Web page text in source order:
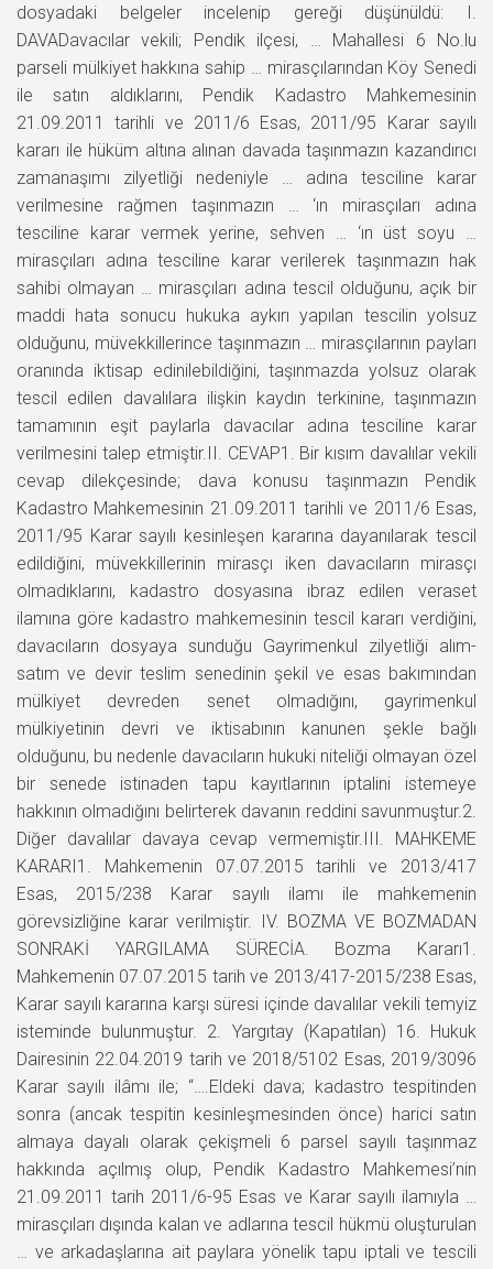
dosyadaki belgeler incelenip gereği düşünüldü: I.
DAVADavacılar vekili; Pendik ilçesi, … Mahallesi 6 No.lu
parseli mülkiyet hakkına sahip … mirasçılarından Köy Senedi
ile satın aldıklarını, Pendik Kadastro Mahkemesinin
21.09.2011 tarihli ve 2011/6 Esas, 2011/95 Karar sayılı
kararı ile hüküm altına alınan davada taşınmazın kazandırıcı
zamanaşımı zilyetliği nedeniyle … adına tesciline karar
verilmesine rağmen taşınmazın … ‘ın mirasçıları adına
tesciline karar vermek yerine, sehven … ‘ın üst soyu …
mirasçıları adına tesciline karar verilerek taşınmazın hak
sahibi olmayan … mirasçıları adına tescil olduğunu, açık bir
maddi hata sonucu hukuka aykırı yapılan tescilin yolsuz
olduğunu, müvekkillerince taşınmazın … mirasçılarının payları
oranında iktisap edinilebildiğini, taşınmazda yolsuz olarak
tescil edilen davalılara ilişkin kaydın terkinine, taşınmazın
tamamının eşit paylarla davacılar adına tesciline karar
verilmesini talep etmiştir.II. CEVAP1. Bir kısım davalılar vekili
cevap dilekçesinde; dava konusu taşınmazın Pendik
Kadastro Mahkemesinin 21.09.2011 tarihli ve 2011/6 Esas,
2011/95 Karar sayılı kesinleşen kararına dayanılarak tescil
edildiğini, müvekkillerinin mirasçı iken davacıların mirasçı
olmadıklarını, kadastro dosyasına ibraz edilen veraset
ilamına göre kadastro mahkemesinin tescil kararı verdiğini,
davacıların dosyaya sunduğu Gayrimenkul zilyetliği alım-
satım ve devir teslim senedinin şekil ve esas bakımından
mülkiyet devreden senet olmadığını, gayrimenkul
mülkiyetinin devri ve iktisabının kanunen şekle bağlı
olduğunu, bu nedenle davacıların hukuki niteliği olmayan özel
bir senede istinaden tapu kayıtlarının iptalini istemeye
hakkının olmadığını belirterek davanın reddini savunmuştur.2.
Diğer davalılar davaya cevap vermemiştir.III. MAHKEME
KARARI1. Mahkemenin 07.07.2015 tarihli ve 2013/417
Esas, 2015/238 Karar sayılı ilamı ile mahkemenin
görevsizliğine karar verilmiştir. IV. BOZMA VE BOZMADAN
SONRAKİ YARGILAMA SÜRECİA. Bozma Kararı1.
Mahkemenin 07.07.2015 tarih ve 2013/417-2015/238 Esas,
Karar sayılı kararına karşı süresi içinde davalılar vekili temyiz
isteminde bulunmuştur. 2. Yargıtay (Kapatılan) 16. Hukuk
Dairesinin 22.04.2019 tarih ve 2018/5102 Esas, 2019/3096
Karar sayılı ilâmı ile; “….Eldeki dava; kadastro tespitinden
sonra (ancak tespitin kesinleşmesinden önce) harici satın
almaya dayalı olarak çekişmeli 6 parsel sayılı taşınmaz
hakkında açılmış olup, Pendik Kadastro Mahkemesi’nin
21.09.2011 tarih 2011/6-95 Esas ve Karar sayılı ilamıyla …
mirasçıları dışında kalan ve adlarına tescil hükmü oluşturulan
… ve arkadaşlarına ait paylara yönelik tapu iptali ve tescili